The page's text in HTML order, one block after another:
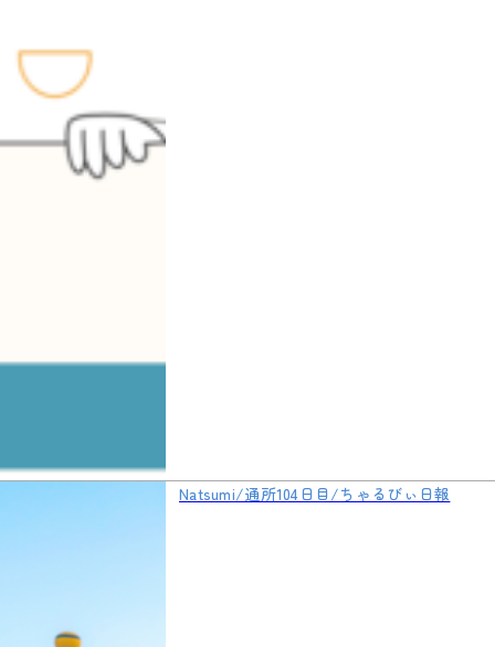
Natsumi/通所104日目/ちゃるびぃ日報